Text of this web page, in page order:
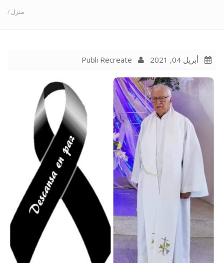
منزل /
أبريل 04, 2021